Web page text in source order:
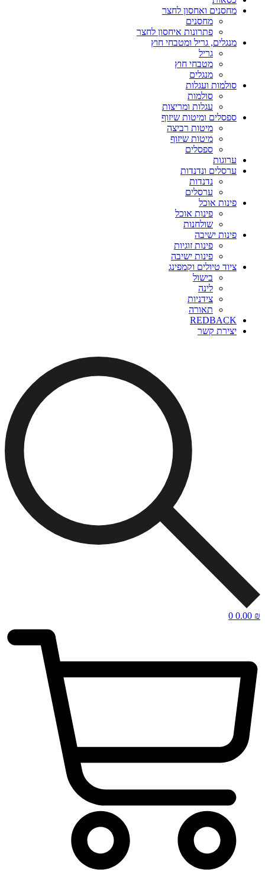
מחסנים ואחסון לחצר
מחסנים
פתרונות איחסון לחצר
מנגלים, גריל ומטבחי חוץ
גריל
מטבחי חוץ
מנגלים
סולמות ועגלות
סולמות
עגלות ומריצות
ספסלים ומיטות שיזוף
מיטות רביצה
מיטות שיזוף
ספסלים
ערוגות
ערסלים ונדנדות
נדנדות
ערסלים
פינות אוכל
פינות אוכל
שולחנות
פינות ישיבה
פינות זוגיות
פינות ישיבה
ציוד טיולים וקמפינג
בישול
לינה
צידניות
תאורה
REDBACK
יצירת קשר
0.00 ₪
0